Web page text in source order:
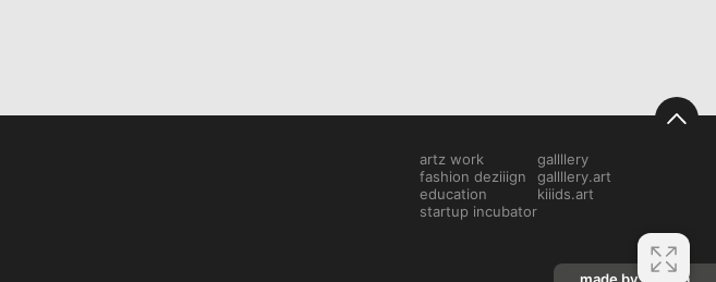
artz work
fashion deziiign
education
startup incubator
gallllery
gallllery.art
kiiids.art